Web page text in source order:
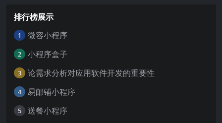
排行榜展示
1 微容小程序
2 小程序盒子
3 论需求分析对应用软件开发的重要性
4 易邮铺小程序
5 送餐小程序